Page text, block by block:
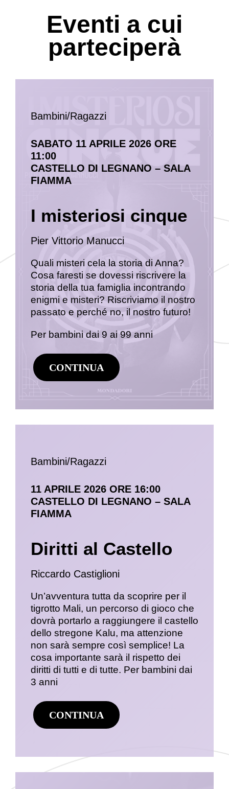
Eventi a cui
parteciperà
Bambini/Ragazzi
SABATO 11 APRILE 2026 ORE
11:00
CASTELLO DI LEGNANO – SALA
FIAMMA
I misteriosi cinque
Pier Vittorio Manucci
Quali misteri cela la storia di Anna?
Cosa faresti se dovessi riscrivere la
storia della tua famiglia incontrando
enigmi e misteri? Riscriviamo il nostro
passato e perché no, il nostro futuro!
Per bambini dai 9 ai 99 anni
CONTINUA
Bambini/Ragazzi
11 APRILE 2026 ORE 16:00
CASTELLO DI LEGNANO – SALA
FIAMMA
Diritti al Castello
Riccardo Castiglioni
Un’avventura tutta da scoprire per il
tigrotto Mali, un percorso di gioco che
dovrà portarlo a raggiungere il castello
dello stregone Kalu, ma attenzione
non sarà sempre così semplice! La
cosa importante sarà il rispetto dei
diritti di tutti e di tutte. Per bambini dai
3 anni
CONTINUA